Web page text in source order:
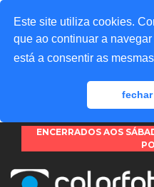
Este site utiliza cookies.
que ao continuar a
está a consentir as mesmas
fechar
ENCERRADOS AOS